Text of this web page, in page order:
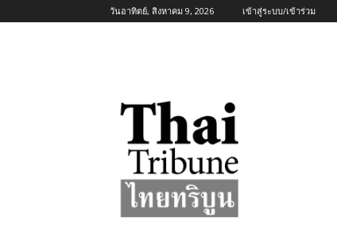
วันอาทิตย์, สิงหาคม 9, 2026 เข้าสู่ระบบ/เข้าร่วม